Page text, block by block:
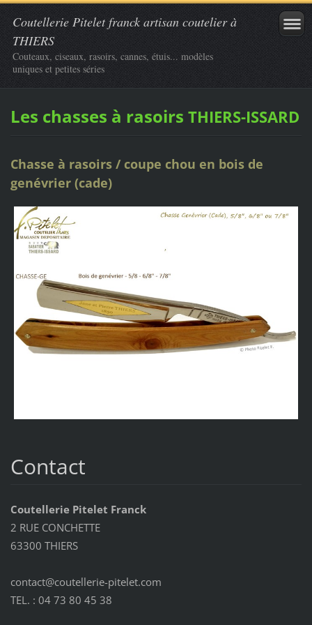
Coutellerie Pitelet franck artisan coutelier à
THIERS
Couteaux, ciseaux, rasoirs, cannes, étuis... modèles
uniques et petites séries
Les chasses à rasoirs THIERS-ISSARD
Chasse à rasoirs / coupe chou en bois de
genévrier (cade)
Contact
Coutellerie Pitelet Franck
2 RUE CONCHETTE
63300 THIERS
contact@coutellerie-pitelet.com
TEL. : 04 73 80 45 38